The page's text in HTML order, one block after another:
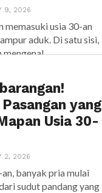
9, 2026
memasuki usia 30-an
aduk. Di satu sisi,
yang
Usia 30-
2, 2026
banyak pria mulai
sudut pandang yang